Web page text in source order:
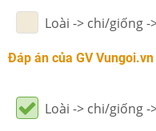
Loài -> chi/giống -
Đáp án của GV Vungoi.vn
Loài -> chi/giống -